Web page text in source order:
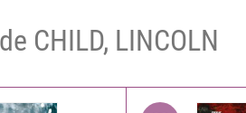
CHILD, LINCOLN